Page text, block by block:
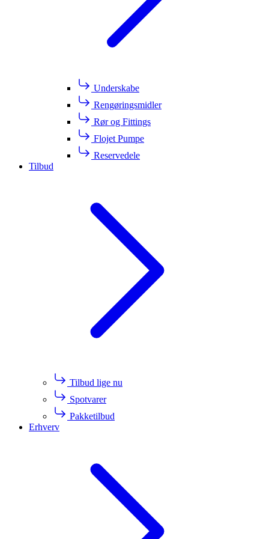
Underskabe
Rengøringsmidler
Rør og Fittings
Flojet Pumpe
Reservedele
Tilbud
Tilbud lige nu
Spotvarer
Pakketilbud
Erhverv